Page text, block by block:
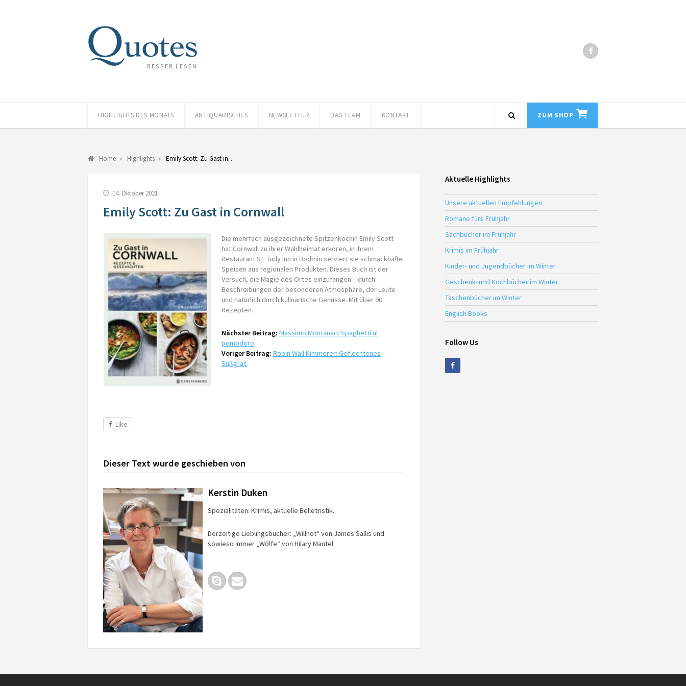
BESSER LESEN
HIGHLIGHTS DES MONATS ANTIQUARISCHES NEWSLETTER DAS TEAM KONTAKT ZUM SHOP
Home Highlights Emily Scott: Zu Gast in…
14. Oktober 2021
Emily Scott: Zu Gast in Cornwall
Die mehrfach ausgezeichnete Spitzenköchin Emily Scott
hat Cornwall zu ihrer Wahlheimat erkoren, in ihrem
Restaurant St. Tudy Inn in Bodmin serviert sie schmackhafte
Speisen aus regionalen Produkten. Dieses Buch ist der
Versuch, die Magie des Ortes einzufangen – durch
Beschreibungen der besonderen Atmosphäre, der Leute
und natürlich durch kulinarische Genüsse. Mit über 90
Rezepten.
Nächster Beitrag: Massimo Montanari: Spaghetti al
pomodoro
Voriger Beitrag: Robin Wall Kimmerer: Geflochtenes
Süßgras
Like
Dieser Text wurde geschieben von
Kerstin Duken
Spezialitäten: Krimis, aktuelle Belletristik.
Derzeitige Lieblingsbücher: „Willnot“ von James Sallis und
sowieso immer „Wölfe“ von Hilary Mantel.
Aktuelle Highlights
Unsere aktuellen Empfehlungen
Romane fürs Frühjahr
Sachbücher im Frühjahr
Krimis im Frühjahr
Kinder- und Jugendbücher im Winter
Geschenk- und Kochbücher im Winter
Taschenbücher im Winter
English Books
Follow Us